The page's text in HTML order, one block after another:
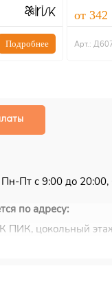
Подробнее
от 342
Арт.:
Пт с 9:00 до 20:00,
по адресу:
цокольный